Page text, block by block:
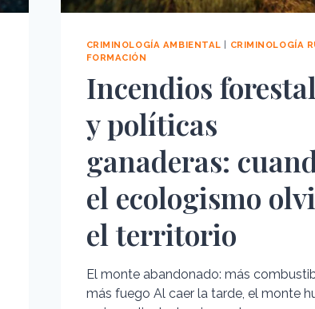
CRIMINOLOGÍA AMBIENTAL CRIMINOLOGÍA
FORMACIÓN
Incendios
y políticas
ganaderas:
el ecologismo
el territorio
El monte abandonado: más
más fuego Al caer la tarde, el monte